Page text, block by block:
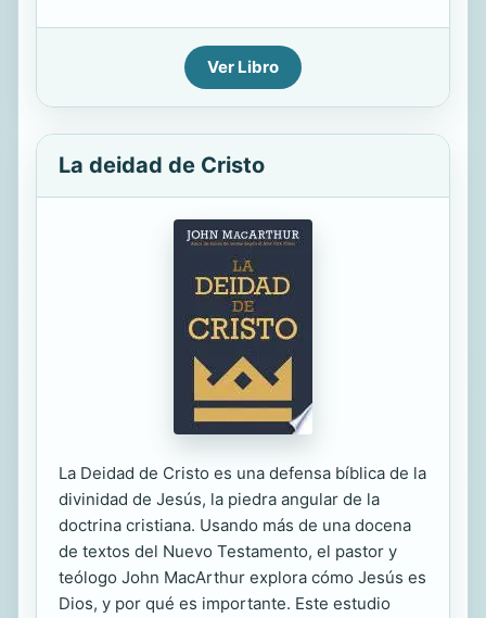
Ver Libro
La deidad de Cristo
La Deidad de Cristo es una defensa bíblica de la
divinidad de Jesús, la piedra angular de la
doctrina cristiana. Usando más de una docena
de textos del Nuevo Testamento, el pastor y
teólogo John MacArthur explora cómo Jesús es
Dios, y por qué es importante. Este estudio